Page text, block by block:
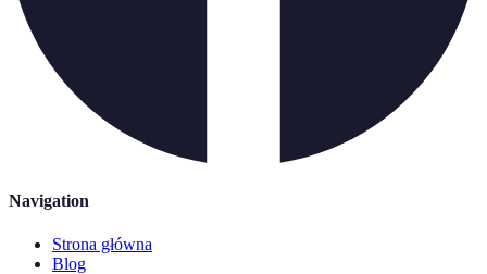
Navigation
Strona główna
Blog